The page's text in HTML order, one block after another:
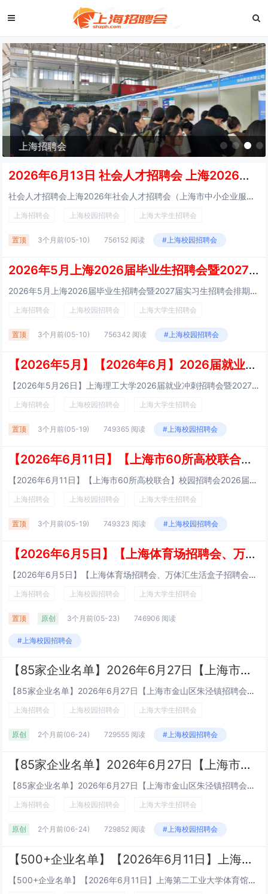
上海招聘会
2026年6月13日 社会人才招聘会 上海2026年综合人才招聘会（上海市中小企业服务大楼）
社会人才招聘会上海2026年社会人才招聘会（上海市中小企业服务大楼） 招聘会主题：上海2026年春季青年人才招聘会（上海市中小企业服务大楼）上海人才市场招聘会时间： 诚邀涉及以下...
上海招聘会 上海校园招聘会 上海大学生招聘会
置顶 3个月前(05-10) 756152 阅读 #上海校园招聘会
2026年5月上海2026届毕业生招聘会暨2027届实习生招聘会排期表
2026年5月上海2026届毕业生招聘会暨2027届实习生招聘会排期表 【2026年05月20日】【上海市26所高职高专院校联合】上海大专生、职高生、中专生、技校生招聘会招聘会规模预计：350家【时间】20...
上海招聘会 上海校园招聘会 上海大学生招聘会
置顶 3个月前(05-10) 756342 阅读 #上海校园招聘会
【2026年5月】【2026年6月】2026届就业冲刺招聘会暨2027届实习招聘会 招聘会排期表
【2026年5月26日】上海理工大学2026届就业冲刺招聘会暨2027届实习招聘会（5月26日）计划招募200家招聘会时间：2026年05月26日（星期二） 13:30~16:00招聘会地址：上海理工大学军工路校区注意事项 展位：用人单位1...
上海招聘会 上海校园招聘会 上海大学生招聘会
置顶 3个月前(05-19) 749365 阅读 #上海校园招聘会
【2026年6月11日】【上海市60所高校联合】校园招聘会2026届就业招聘会2027届实习生招聘会（特大型招聘会）
【2026年6月11日】【上海市60所高校联合】校园招聘会2026届就业招聘会2027届实习生招聘会（特大型招聘会）面向上海市及长三角地区2026、2027届、往届高校毕业生，不限学校及专业及社会人才。 &...
上海招聘会 上海校园招聘会 上海大学生招聘会
置顶 3个月前(05-19) 749323 阅读 #上海校园招聘会
【2026年6月5日】【上海体育场招聘会、万体汇生活盒子招聘会、上海体育馆招聘会】【社会人才招聘会】
【2026年6月5日】【上海体育场招聘会、万体汇生活盒子招聘会、上海体育馆招聘会】【社会人才招聘会】活动时间：2026年6月5日 周五 13：30-16：30地址：万体汇生活盒子地址：万体汇生活盒子（上海市徐汇区天钥桥路 498 号）地铁：...
上海招聘会 上海校园招聘会 上海大学生招聘会
置顶 原创 3个月前(05-23) 746906 阅读
#上海校园招聘会
【85家企业名单】2026年6月27日【上海市金山区朱泾镇招聘会】【免费公益招聘会】
【85家企业名单】2026年6月27日【上海市金山区朱泾镇招聘会】【免费公益招聘会】日期：2026年6月27日（星期六）地点：上海市食品科技学校食堂1楼（上海市金山区朱泾镇万安街395号）上海朱泾站时间：8:30-11: 00乘坐地铁 1...
上海招聘会 上海校园招聘会 上海大学生招聘会
原创 2个月前(06-24) 729555 阅读 #上海校园招聘会
【85家企业名单】2026年6月27日【上海市金山区朱泾镇招聘会】【免费公益招聘会】
【85家企业名单】2026年6月27日【上海市金山区朱泾镇招聘会】【免费公益招聘会】日期：2026年6月27日（星期六）地点：上海市食品科技学校食堂1楼（上海市金山区朱泾镇万安街395号）上海朱泾站时间：8:30-11: 00乘坐地铁 1...
上海招聘会 上海校园招聘会 上海大学生招聘会
原创 2个月前(06-24) 729852 阅读 #上海校园招聘会
【500+企业名单】【2026年6月11日】上海第二工业大学体育馆、网球场
【500+企业名单】【2026年6月11日】上海第二工业大学体育馆、网球场时间：2026年6月11日（周四) 13:30-16:00地点：上海第二工业大学体育馆、网球场地点：上海浦东新区金海路2360号 上海第二工业大学地铁：地铁9号线顾唐...